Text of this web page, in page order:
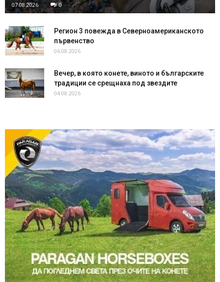
07.08.2026 0
Регион 3 повежда в Северноамериканското
първенство
06.08.2026
Вечер, в която конете, виното и българските
традиции се срещнаха под звездите
04.08.2026